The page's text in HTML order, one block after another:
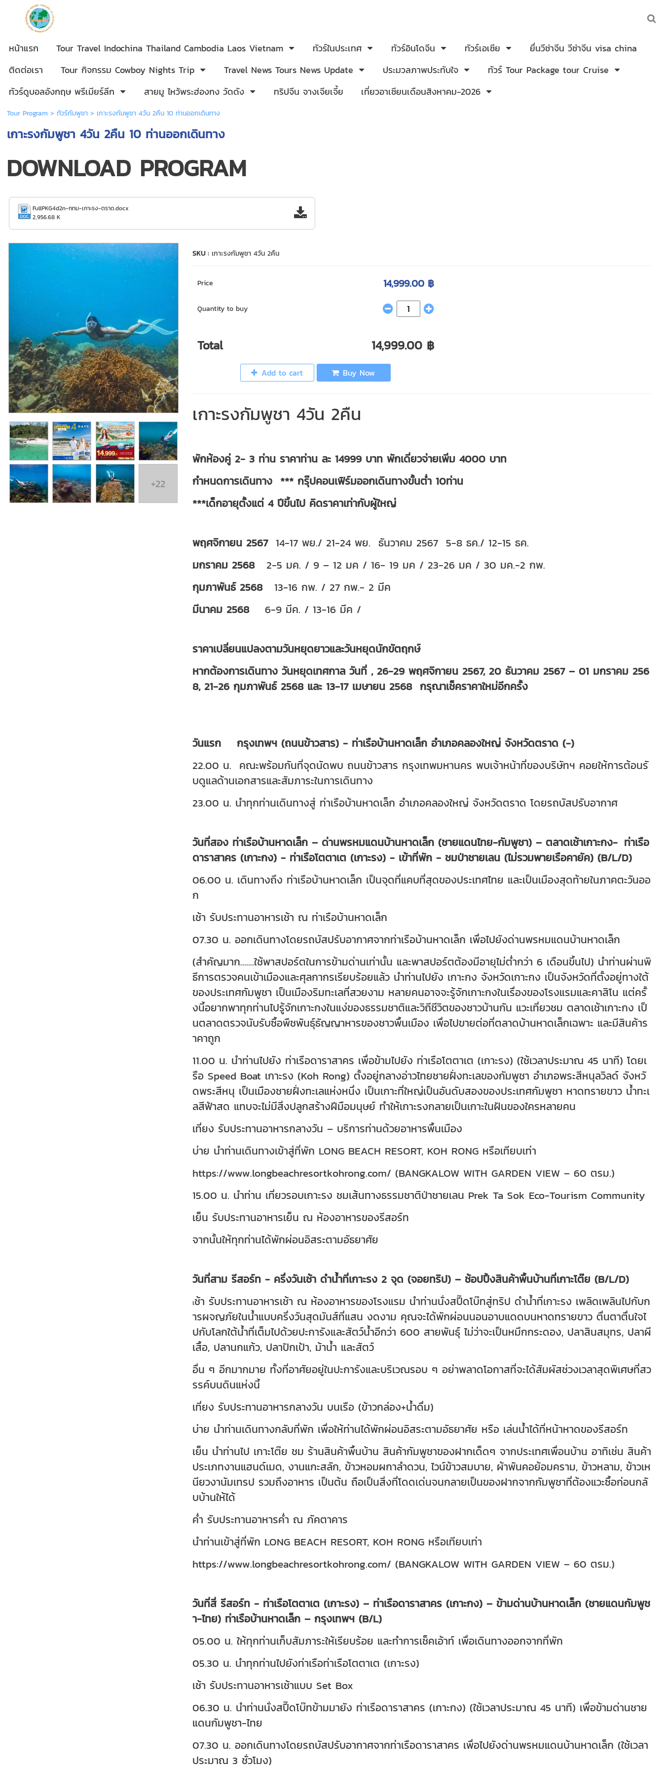
หน้าแรก Tour Travel Indochina Thailand Cambodia Laos Vietnam ทัวร์ในประเทศ ทัวร์อินโดจีน ทัวร์เอเซีย
ยื่นวีซ่าจีน วีซ่าจีน visa china
ติดต่อเรา
Tour กิจกรรม Cowboy Nights Trip Travel News Tours News Update ประมวลภาพประทับใจ
ทัวร์ Tour Package tour Cruise
ทัวร์ดูบอลอังกฤษ พรีเมียร์ลีก
สายมู ไหว้พระฮ่องกง วัดดัง ทริปจีน จางเจียเจี้ย เที่ยวอาเซียนเดือนสิงหาคม-2026
Tour Program> ทัวร์กัมพูชา> เกาะรงกัมพูชา 4วัน 2คืน 10 ท่านออกเดินทาง
เกาะรงกัมพูชา 4วัน 2คืน 10 ท่านออกเดินทาง
DOWNLOAD PROGRAM
FullPKG4d2n-กทม-เกาะรง-ตราด.docx
2,956.68 K
+22
SKU : เกาะรงกัมพูชา 4วัน 2คืน
Price 14,999.00 ฿
Quantity to buy
Total 14,999.00 ฿
Add to cart Buy Now
เกาะรงกัมพูชา 4วัน 2คืน
พักห้องคู่ 2- 3 ท่าน ราคาท่าน ละ 14999 บาท พักเดี่ยวจ่ายเพิ่ม 4000 บาท
กำหนดการเดินทาง *** กรุ๊ปคอนเฟิร์มออกเดินทางขั้นต่ำ 10ท่าน
***เด็กอายุตั้งแต่ 4 ปีขึ้นไป คิดราคาเท่ากับผู้ใหญ่
พฤศจิกายน 256714-17 พย./ 21-24 พย. ธันวาคม 2567 5-8 ธค./ 12-15 ธค.
มกราคม 2568
2-5 มค. / 9 – 12 มค / 16- 19 มค / 23-26 มค / 30 มค.-2 กพ.
กุมภาพันธ์ 2568
13-16 กพ. / 27 กพ.- 2 มีค
มีนาคม 2568
6-9 มีค. / 13-16 มีค /
ราคาเปลี่ยนแปลงตามวันหยุดยาวและวันหยุดนักขัตฤกษ์
หากต้องการเดินทาง วันหยุดเทศกาล วันที่ , 26-29 พฤศจิกายน 2567, 20 ธันวาคม 2567 – 01 มกราคม 256
8, 21-26 กุมภาพันธ์ 2568 และ 13-17 เมษายน 2568 กรุณาเช็คราคาใหม่อีกครั้ง
วันแรก กรุงเทพฯ (ถนนข้าวสาร) - ท่าเรือบ้านหาดเล็ก อำเภอคลองใหญ่ จังหวัดตราด (-)
22.00 น. คณะพร้อมกันที่จุดนัดพบ ถนนข้าวสาร กรุงเทพมหานคร พบเจ้าหน้าที่ของบริษัทฯ คอยให้การต้อนรั
บดูแลด้านเอกสารและสัมภาระในการเดินทาง
23.00 น. นำทุกท่านเดินทางสู่ ท่าเรือบ้านหาดเล็ก อำเภอคลองใหญ่ จังหวัดตราด โดยรถบัสปรับอากาศ
วันที่สอง ท่าเรือบ้านหาดเล็ก – ด่านพรหมแดนบ้านหาดเล็ก (ชายแดนไทย-กัมพูชา) – ตลาดเช้าเกาะกง- ท่าเรือ
ดาราสาคร (เกาะกง) - ท่าเรือโตตาเต (เกาะรง) - เข้าที่พัก - ชมป่าชายเลน (ไม่รวมพายเรือคายัค) (B/L/D)
06.00 น. เดินทางถึง ท่าเรือบ้านหาดเล็ก เป็นจุดที่แคบที่สุดของประเทศไทย และเป็นเมืองสุดท้ายในภาคตะวันออ
ก
เช้า รับประทานอาหารเช้า ณ ท่าเรือบ้านหาดเล็ก
07.30 น. ออกเดินทางโดยรถบัสปรับอากาศจากท่าเรือบ้านหาดเล็ก เพื่อไปยังด่านพรหมแดนบ้านหาดเล็ก
(สำคัญมาก.......ใช้พาสปอร์ตในการข้ามด่านเท่านั้น และพาสปอร์ตต้องมีอายุไม่ต่ำกว่า 6 เดือนขึ้นไป) นำท่านผ่านพิ
ธีการตรวจคนเข้าเมืองและศุลกากรเรียบร้อยแล้ว นำท่านไปยัง เกาะกง จังหวัดเกาะกง เป็นจังหวัดที่ตั้งอยู่ทางใต้
ของประเทศกัมพูชา เป็นเมืองริมทะเลที่สวยงาม หลายคนอาจจะรู้จักเกาะกงในเรื่องของโรงแรมและคาสิโน แต่ครั้
งนี้อยากพาทุกท่านไปรู้จักเกาะกงในแง่ของธรรมชาติและวิถีชีวิตของชาวบ้านกัน แวะเที่ยวชม ตลาดเช้าเกาะกง เป็
นตลาดตรวจนับรับซื้อพืชพันธุ์ธัญญาหารของชาวพื้นเมือง เพื่อไปขายต่อที่ตลาดบ้านหาดเล็กเฉพาะ และมีสินค้าร
าคาถูก
11.00 น. นำท่านไปยัง ท่าเรือดาราสาคร เพื่อข้ามไปยัง ท่าเรือโตตาเต (เกาะรง) (ใช้เวลาประมาณ 45 นาที) โดยเ
รือ Speed Boat เกาะรง (Koh Rong) ตั้งอยู่กลางอ่าวไทยชายฝั่งทะเลของกัมพูชา อำเภอพระสีหนุลวิลด์ จังหวั
ดพระสีหนุ เป็นเมืองชายฝั่งทะเลแห่งหนึ่ง เป็นเกาะที่ใหญ่เป็นอันดับสองของประเทศกัมพูชา หาดทรายขาว น้ำทะเ
ลสีฟ้าสด แทบจะไม่มีสิ่งปลูกสร้างฝีมือมนุษย์ ทำให้เกาะรงกลายเป็นเกาะในฝันของใครหลายคน
เที่ยง รับประทานอาหารกลางวัน – บริการท่านด้วยอาหารพื้นเมือง
บ่าย นำท่านเดินทางเข้าสู่ที่พัก LONG BEACH RESORT, KOH RONG หรือเทียบเท่า
https://www.longbeachresortkohrong.com/ (BANGKALOW WITH GARDEN VIEW – 60 ตรม.)
15.00 น. นำท่าน เที่ยวรอบเกาะรง ชมเส้นทางธรรมชาติป่าชายเลน Prek Ta Sok Eco-Tourism Community
เย็น รับประทานอาหารเย็น ณ ห้องอาหารของรีสอร์ท
จากนั้นให้ทุกท่านได้พักผ่อนอิสระตามอัธยาศัย
วันที่สาม รีสอร์ท - ครึ่งวันเช้า ดำน้ำที่เกาะรง 2 จุด (จอยทริป) – ช้อปปิ้งสินค้าพื้นบ้านที่เกาะโต๊ย (B/L/D)
เช้า รับประทานอาหารเช้า ณ ห้องอาหารของโรงแรม นำท่านนั่งสปี๊ดโบ๊ทสู่ทริป ดำน้ำที่เกาะรง เพลิดเพลินไปกับก
ารผจญภัยในน้ำแบบครึ่งวันสุดมันส์ที่แสน งดงาม คุณจะได้พักผ่อนนอนอาบแดดบนหาดทรายขาว ตื่นตาตื่นใจไ
ปกับโลกใต้น้ำที่เต็มไปด้วยปะการังและสัตว์น้ำอีกว่า 600 สายพันธุ์ ไม่ว่าจะเป็นหมึกกระดอง, ปลาสินสมุทร, ปลาผี
เสื้อ, ปลานกแก้ว, ปลาปักเป้า, ม้าน้ำ และสัตว์
อื่น ๆ อีกมากมาย ทั้งที่อาศัยอยู่ในปะการังและบริเวณรอบ ๆ อย่าพลาดโอกาสที่จะได้สัมผัสช่วงเวลาสุดพิเศษที่สว
รรค์บนดินแห่งนี้
เที่ยง รับประทานอาหารกลางวัน บนเรือ (ข้าวกล่อง+น้ำดื่ม)
บ่าย นำท่านเดินทางกลับที่พัก เพื่อให้ท่านได้พักผ่อนอิสระตามอัธยาศัย หรือ เล่นน้ำได้ที่หน้าหาดของรีสอร์ท
เย็น นำท่านไป เกาะโต๊ย ชม ร้านสินค้าพื้นบ้าน สินค้ากัมพูชาของฝากเด็ดๆ จากประเทศเพื่อนบ้าน อาทิเช่น สินค้า
ประเภทงานแฮนด์เมด, งานแกะสลัก, ข้าวหอมผกาลำดวน, ไวน์ข้าวสมบาย, ผ้าพันคอย้อมคราม, ข้าวหลาม, ข้าวเห
นียวงานัมเทรป รวมถึงอาหาร เป็นต้น ถือเป็นสิ่งที่โดดเด่นจนกลายเป็นของฝากจากกัมพูชาที่ต้องแวะซื้อก่อนกลั
บบ้านให้ได้
ค่ำ รับประทานอาหารค่ำ ณ ภัคตาคาร
นำท่านเข้าสู่ที่พัก LONG BEACH RESORT, KOH RONG หรือเทียบเท่า
https://www.longbeachresortkohrong.com/ (BANGKALOW WITH GARDEN VIEW – 60 ตรม.)
วันที่สี่ รีสอร์ท - ท่าเรือโตตาเต (เกาะรง) – ท่าเรือดาราสาคร (เกาะกง) – ข้ามด่านบ้านหาดเล็ก (ชายแดนกัมพูช
า-ไทย) ท่าเรือบ้านหาดเล็ก – กรุงเทพฯ (B/L)
05.00 น. ให้ทุกท่านเก็บสัมภาระให้เรียบร้อย และทำการเช็คเอ้าท์ เพื่อเดินทางออกจากที่พัก
05.30 น. นำทุกท่านไปยังท่าเรือท่าเรือโตตาเต (เกาะรง)
เช้า รับประทานอาหารเช้าแบบ Set Box
06.30 น. นำท่านนั่งสปี๊ดโบ๊ทข้ามมายัง ท่าเรือดาราสาคร (เกาะกง) (ใช้เวลาประมาณ 45 นาที) เพื่อข้ามด่านชาย
แดนกัมพูชา-ไทย
07.30 น. ออกเดินทางโดยรถบัสปรับอากาศจากท่าเรือดาราสาคร เพื่อไปยังด่านพรหมแดนบ้านหาดเล็ก (ใช้เวลา
ประมาณ 3 ชั่วโมง)